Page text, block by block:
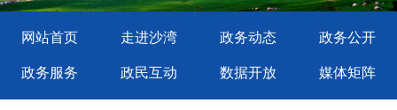
网站首页 走进沙湾 政务动态 政务公开
政务服务 政民互动 数据开放 媒体矩阵